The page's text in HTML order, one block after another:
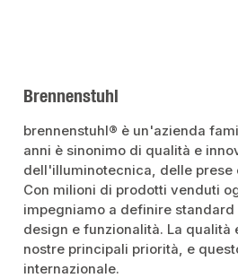
Brennenstuhl
brennenstuhl® è un'azienda
anni è sinonimo di qualità e
dell'illuminotecnica, delle
Con milioni di prodotti venduti
impegniamo a definire
design e funzionalità. La qualità
nostre principali priorità, e
internazionale.